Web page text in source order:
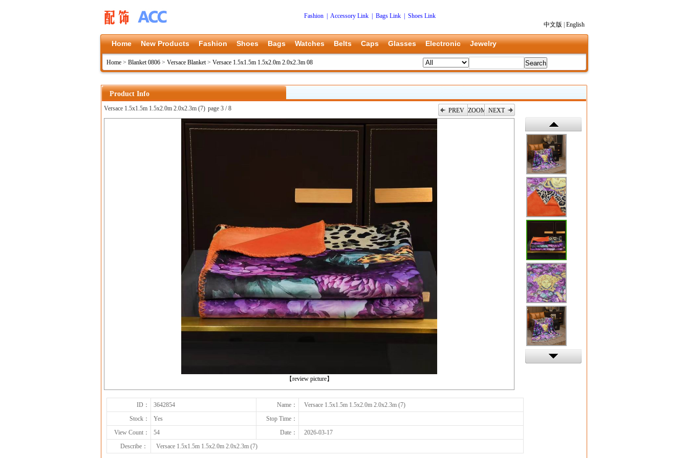
Fashion Accessory Link Bags Link
Shoes Link
中文版
English
Home New Products Fashion Shoes Bags Watches Belts Caps Glasses Electronic Jewelry
Home > Blanket 0806 > Versace Blanket> Versace 1.5x1.5m 1.5x2.0m 2.0x2.3m 08
Product Info
Versace 1.5x1.5m 1.5x2.0m 2.0x2.3m (7) page 3 / 8 PREV ZOOM NEXT
【review picture】
ID： 3642854 Name：
Versace 1.5x1.5m 1.5x2.0m 2.0x2.3m (7)
Stock：
Yes
Stop Time：
View Count：
54 Date：
2026-03-17
Describe：
Versace 1.5x1.5m 1.5x2.0m 2.0x2.3m (7)